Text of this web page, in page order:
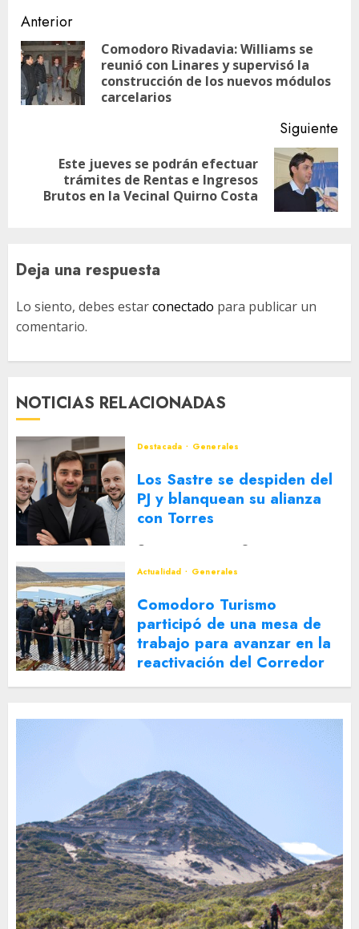
Navegación
de
entradas
Anterior
Comodoro Rivadavia: Williams se
reunió con Linares y supervisó la
construcción de los nuevos módulos
carcelarios
Siguiente
Siguiente
entrada:
Este jueves se podrán efectuar
trámites de Rentas e Ingresos
Brutos en la Vecinal Quirno Costa
Deja una respuesta
Lo siento, debes estarconectado para publicar un
comentario.
NOTICIAS RELACIONADAS
Destacada Generales
Los Sastre se despiden del
PJ y blanquean su alianza
con Torres
Actualidad
Generales
Comodoro Turismo
participó de una mesa de
trabajo para avanzar en la
reactivación del Corredor
Turístico Integrado